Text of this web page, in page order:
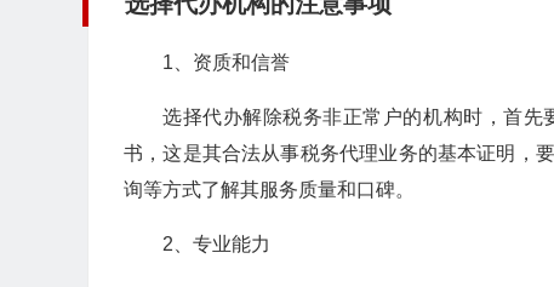
1、资质和信誉
选择代办解除税务非正常户的机构时，首
书，这是其合法从事税务代理业务的基本证明，
询等方式了解其服务质量和口碑。
2、专业能力